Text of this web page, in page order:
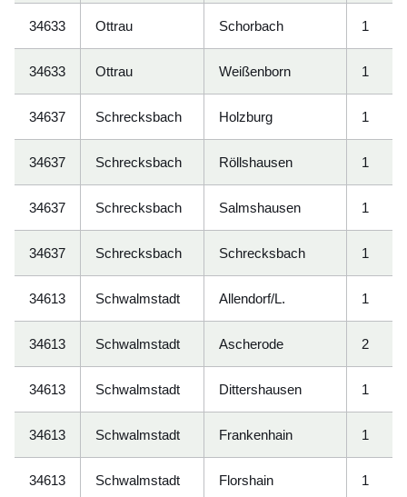
34633 Ottrau Schorbach 1
34633 Ottrau Weißenborn 1
34637 Schrecksbach Holzburg 1
34637 Schrecksbach Röllshausen 1
34637 Schrecksbach Salmshausen 1
34637 Schrecksbach Schrecksbach 1
34613 Schwalmstadt Allendorf/L. 1
34613 Schwalmstadt Ascherode 2
34613 Schwalmstadt Dittershausen 1
34613 Schwalmstadt Frankenhain 1
34613 Schwalmstadt Florshain 1